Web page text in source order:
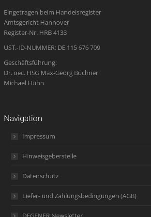
new
window
new
window
new
window
in
new
new
Eingetragen beim Handelsregister
Amtsgericht Hannover
Register-Nr. HRB 4133
UST.-ID-NUMMER: DE 115 676 709
Geschäftsführung:
Dr. oec. HSG Max-Georg Büchner
Michael Hühn
Navigation
Impressum
Hinweisgeberstelle
Datenschutz
Liefer- und Zahlungsbedingungen (AGB)